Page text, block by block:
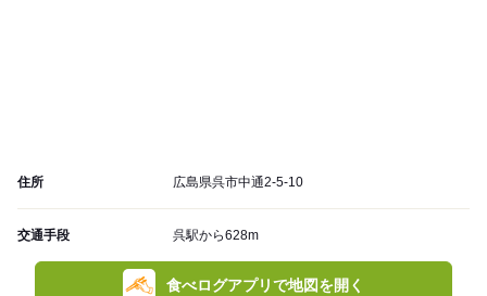
住所 広島県呉市中通2-5-10
交通手段 呉駅から628m
食べログアプリで地図を開く